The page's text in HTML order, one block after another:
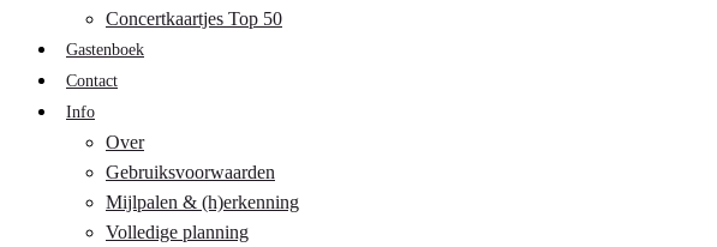
Concertkaartjes Top 50
Gastenboek
Contact
Info
Over
Gebruiksvoorwaarden
Mijlpalen & (h)erkenning
Volledige planning